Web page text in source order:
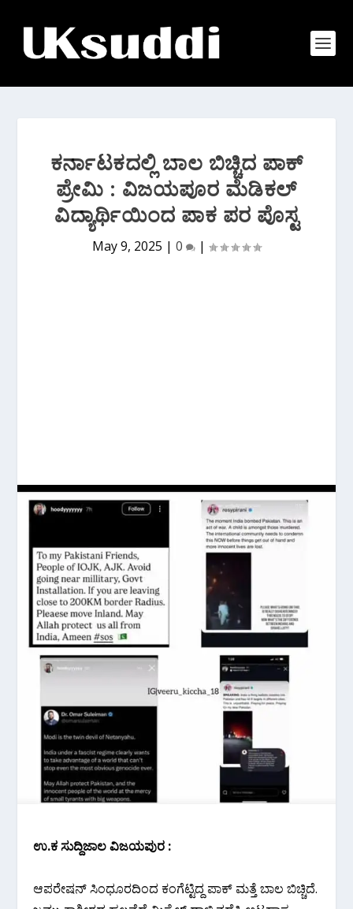
ಕರ್ನಾಟಕದಲ್ಲಿ ಬಾಲ ಬಿಚ್ಚಿದ ಪಾಕ್
ಪ್ರೇಮಿ : ವಿಜಯಪೂರ ಮೆಡಿಕಲ್
ವಿದ್ಯಾರ್ಥಿಯಿಂದ ಪಾಕ ಪರ ಪೊಸ್ಟ
May 9, 2025 | 0 |
ಉ.ಕ ಸುದ್ದಿಜಾಲ ವಿಜಯಪುರ :
ಆಪರೇಷನ್ ಸಿಂಧೂರದಿಂದ ಕಂಗೆಟ್ಟಿದ್ದ ಪಾಕ್ ಮತ್ತೆ ಬಾಲ ಬಿಚ್ಚಿದೆ.